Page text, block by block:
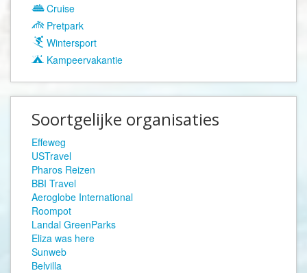
Cruise
Pretpark
Wintersport
Kampeervakantie
Soortgelijke organisaties
Effeweg
USTravel
Pharos Reizen
BBI Travel
Aeroglobe International
Roompot
Landal GreenParks
Eliza was here
Sunweb
Belvilla